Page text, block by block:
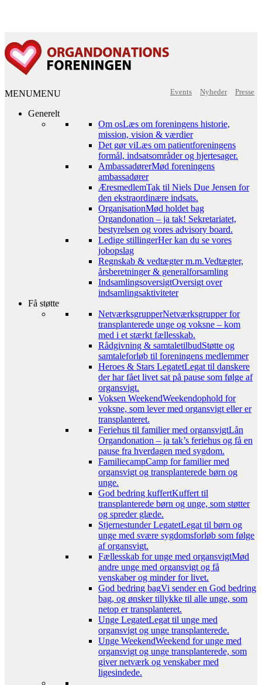
Events Nyheder Presse
MENUMENU
Generelt
Om osLæs om foreningens historie,
mission, vision & værdier
Det gør viLæs om patientforeningens
formål, indsatsområder og hjertesager.
AmbassadørerMød foreningens
ambassadører
ÆresmedlemTak til Niels Due Jensen for
den ekstraordinære indsats.
OrganisationMød holdet bag
Organdonation – ja tak! Sekretariatet,
bestyrelsen og vores advisory board.
Ledige stillingerHer kan du se vores
jobopslag
Regnskab & vedtægter m.m.Vedtægter,
årsberetninger & generalforsamling
IndsamlingsoversigtOversigt over
indsamlingsaktiviteter
Få støtte
NetværksgrupperNetværksgrupper for
transplanterede unge og voksne – kom
med i et stærkt fællesskab.
Rådgivning & samtaletilbudStøtte og
samtaleforløb til foreningens medlemmer
Heroes & Stars LegatetLegat til danskere
der har fået livet sat på pause som følge af
organsvigt.
Voksen WeekendWeekendophold for
voksne, som lever med organsvigt eller er
transplanteret.
Feriehus til familier med organsvigtLån
Organdonation – ja tak’s feriehus og få en
pause fra hverdagen med sygdom.
FamiliecampCamp for familier med
organsvigt og transplanterede børn og
unge.
God bedring kuffertKuffert til
transplanterede børn og unge, som støtter
og spreder glæde.
Stjernestunder LegatetLegat til børn og
unge med svære sygdomsforløb som følge
af organsvigt.
Fællesskab for unge med organsvigtMød
andre unge med organsvigt og få
venskaber og minder for livet.
God bedring bagVi sender en God bedring
bag, og ønsker tillykke til alle unge, som
netop er transplanteret.
Unge LegatetLegat til unge med
organsvigt og unge transplanterede.
Unge WeekendWeekend for unge med
organsvigt og unge transplanterede, som
giver netværk og venskaber med
ligesindede.